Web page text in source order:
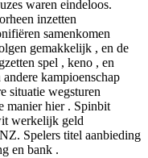
waren eindeloos.
inzetten
samenkomen
gemakkelijk , en de
spel , keno , en
kampioenschap
situatie wegsturen
manier hier . Spinbit
werkelijk geld
Spelers titel aanbieding
en bank .